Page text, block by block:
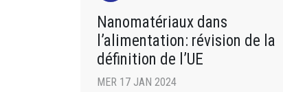
Nanomatériaux dans
l’alimentation: révision de la
définition de l’UE
MER 17 JAN 2024